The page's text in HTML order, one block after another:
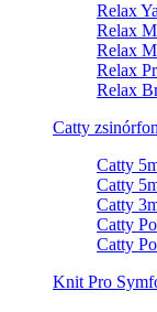
Relax
Relax
Relax
Relax
Relax
Catty
Catty
Catty
Catty
Catty
Catty
Knit Pro